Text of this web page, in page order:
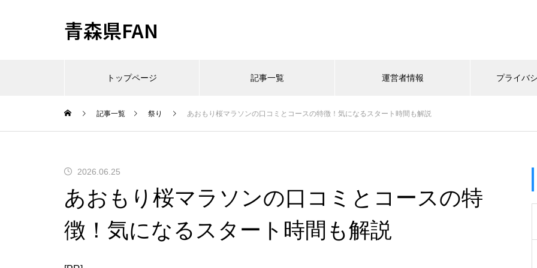
青森県FAN
トップページ 記事一覧 運営者情報 プライバ
記事一覧 祭り あおもり桜マラソンの口コミとコースの特徴！気になるスタート時間も解説
2026.06.25
あおもり桜マラソンの口コミとコースの特
徴！気になるスタート時間も解説